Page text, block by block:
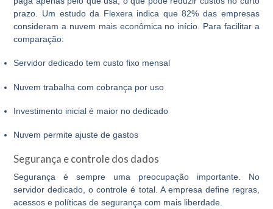
prazo. Um estudo da Flexera indica que 82% das empresas
consideram a nuvem mais econômica no início. Para facilitar a
comparação:
Servidor dedicado tem custo fixo mensal
Nuvem trabalha com cobrança por uso
Investimento inicial é maior no dedicado
Nuvem permite ajuste de gastos
Segurança e controle dos dados
Segurança é sempre uma preocupação importante. No
servidor dedicado , o controle é total. A empresa define regras,
acessos e políticas de segurança com mais liberdade.